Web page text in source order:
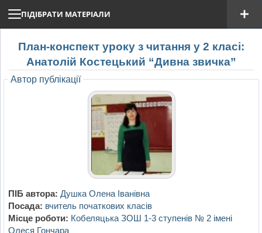
ПІДІБРАТИ МАТЕРІАЛИ
План-конспект уроку з читання у 2 класі:
Анатолій Костецький “Дивна звичка”
Автор публікації
ПІБ автора: Душка Олена Іванівна
Посада: вчитель початкових класів
Місце роботи: Кобеляцька ЗОШ 1-3 ступенів № 2 імені
Олеся Гончара